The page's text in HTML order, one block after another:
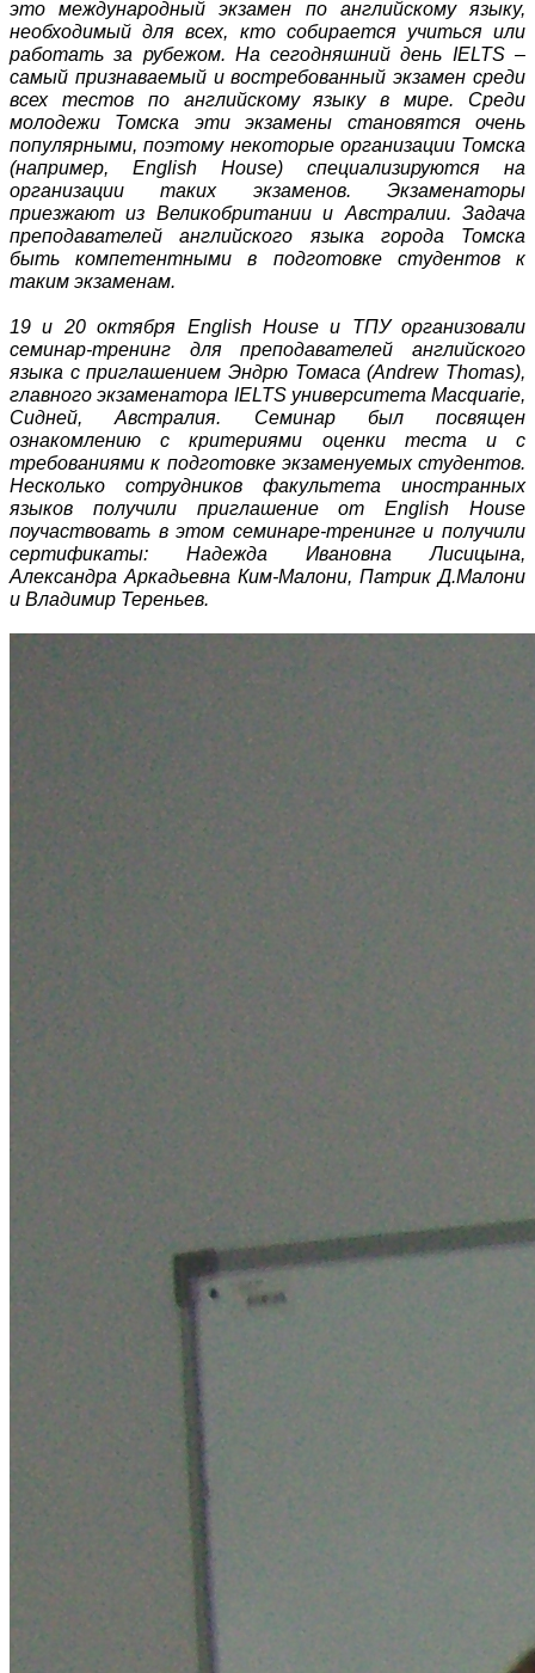
это международный экзамен по английскому языку,
необходимый для всех, кто собирается учиться или
работать за рубежом. На сегодняшний день IELTS –
самый признаваемый и востребованный экзамен среди
всех тестов по английскому языку в мире. Среди
молодежи Томска эти экзамены становятся очень
популярными, поэтому некоторые организации Томска
(например, English House) специализируются на
организации таких экзаменов. Экзаменаторы
приезжают из Великобритании и Австралии. Задача
преподавателей английского языка города Томска
быть компетентными в подготовке студентов к
таким экзаменам.
19 и 20 октября English House и ТПУ организовали
семинар-тренинг для преподавателей английского
языка с приглашением Эндрю Томаса (Andrew Thomas),
главного экзаменатора IELTS университета Macquarie,
Сидней, Австралия. Семинар был посвящен
ознакомлению с критериями оценки теста и с
требованиями к подготовке экзаменуемых студентов.
Несколько сотрудников факультета иностранных
языков получили приглашение от English House
поучаствовать в этом семинаре-тренинге и получили
сертификаты: Надежда Ивановна Лисицына,
Александра Аркадьевна Ким-Малони, Патрик Д.Малони
и Владимир Тереньев.